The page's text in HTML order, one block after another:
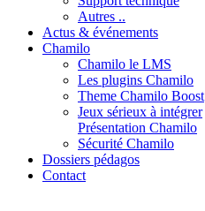
Autres ..
Actus & événements
Chamilo
Chamilo le LMS
Les plugins Chamilo
Theme Chamilo Boost
Jeux sérieux à intégrer
Présentation Chamilo
Sécurité Chamilo
Dossiers pédagos
Contact